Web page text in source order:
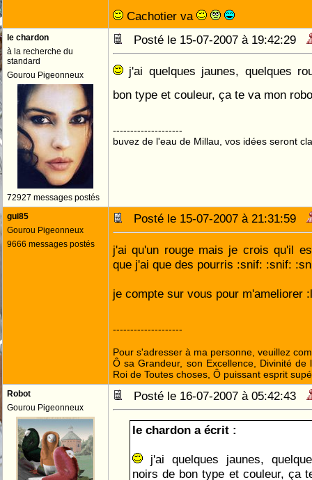
Cachotier va
le chardon
à la recherche du
standard
Gourou Pigeonneux
72927 messages postés
Posté le 15-07-2007 à 19:42:29
j'ai quelques jaunes, quelques
bon type et couleur, ça te va mon
--------------------
buvez de l'eau de Millau, vos idées seront
gui85
Gourou Pigeonneux
9666 messages postés
Posté le 15-07-2007 à 21:31:59
j'ai qu'un rouge mais je crois qu'il
que j'ai que des pourris :snif: :snif:
je compte sur vous pour m'ameliorer
--------------------
Pour s'adresser à ma personne, veuillez
Ô sa Grandeur, son Excellence, Divinité de
Roi de Toutes choses, Ô puissant esprit
Robot
Gourou Pigeonneux
Posté le 16-07-2007 à 05:42:43
le chardon a écrit :
j'ai quelques jaunes,
noirs de bon type et couleur, ça